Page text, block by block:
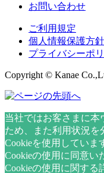
お問い合わせ
ご利用規定
個人情報保護方針
プライバシーポ
Copyright © Kanae
当社ではお客さまに本
ため、また利用状況を
Cookieを使用していま
Cookieの使用に同意い
Cookieの使用に関する